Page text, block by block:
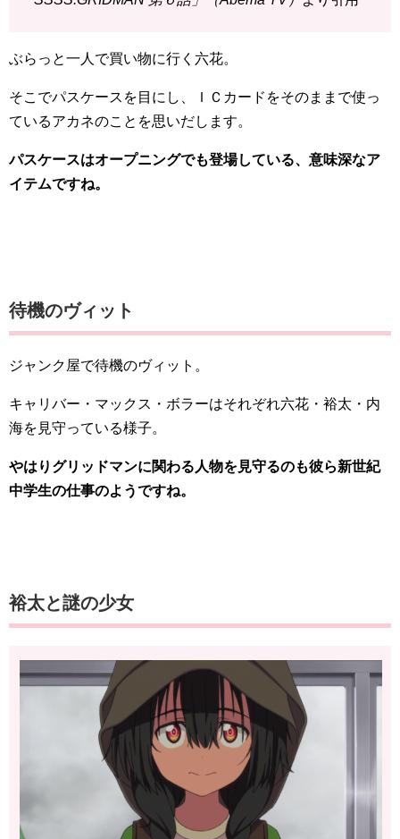
ぶらっと一人で買い物に行く六花。
そこでパスケースを目にし、ＩＣカードをそのままで使っ
ているアカネのことを思いだします。
パスケースはオープニングでも登場している、意味深なア
イテムですね。
待機のヴィット
ジャンク屋で待機のヴィット。
キャリバー・マックス・ボラーはそれぞれ六花・裕太・内
海を見守っている様子。
やはりグリッドマンに関わる人物を見守るのも彼ら新世紀
中学生の仕事のようですね。
裕太と謎の少女